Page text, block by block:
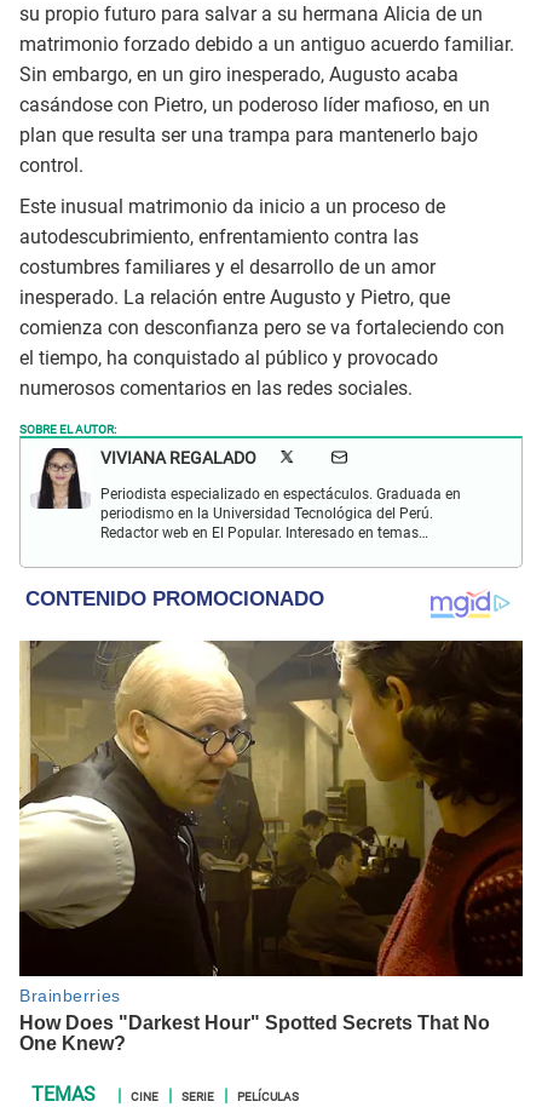
su propio futuro para salvar a su hermana Alicia de un
matrimonio forzado debido a un antiguo acuerdo familiar.
Sin embargo, en un giro inesperado, Augusto acaba
casándose con Pietro, un poderoso líder mafioso, en un
plan que resulta ser una trampa para mantenerlo bajo
control.
Este inusual matrimonio da inicio a un proceso de
autodescubrimiento, enfrentamiento contra las
costumbres familiares y el desarrollo de un amor
inesperado. La relación entre Augusto y Pietro, que
comienza con desconfianza pero se va fortaleciendo con
el tiempo, ha conquistado al público y provocado
numerosos comentarios en las redes sociales.
SOBRE EL AUTOR:
VIVIANA REGALADO
Periodista especializado en espectáculos. Graduada en
periodismo en la Universidad Tecnológica del Perú.
Redactor web en El Popular. Interesado en temas
y crónicas.
CINE SERIE PELÍCULAS